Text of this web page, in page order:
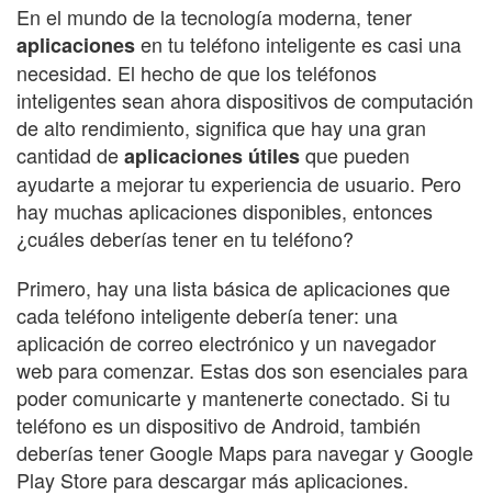
En el mundo de la tecnología moderna, tener
aplicacionesen tu teléfono inteligente es casi una
necesidad. El hecho de que los teléfonos
inteligentes sean ahora dispositivos de computación
de alto rendimiento, significa que hay una gran
cantidad deaplicaciones útilesque pueden
ayudarte a mejorar tu experiencia de usuario. Pero
hay muchas aplicaciones disponibles, entonces
¿cuáles deberías tener en tu teléfono?
Primero, hay una lista básica de aplicaciones que
cada teléfono inteligente debería tener: una
aplicación de correo electrónico y un navegador
web para comenzar. Estas dos son esenciales para
poder comunicarte y mantenerte conectado. Si tu
teléfono es un dispositivo de Android, también
deberías tener Google Maps para navegar y Google
Play Store para descargar más aplicaciones.